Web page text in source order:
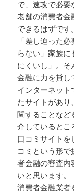
で、速攻で必要
老舗の消費者金
できるはずです。
「差し迫った
らない」家族
にくいし」。
金融に力を貸し
インターネット
たサイトがあ
関することなど
介しているとこ
口コミサイトを
コミという形
者金融の審査内
いと思います。
消費者金融業者